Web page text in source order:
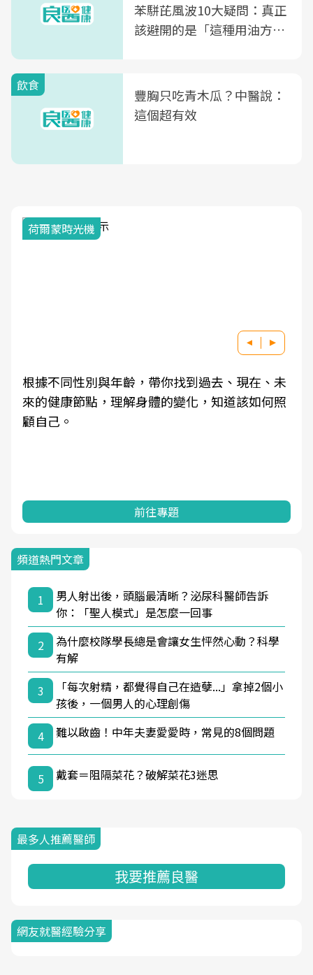
苯駢芘風波10大疑問：真正
該避開的是「這種用油方
飲食
豐胸只吃青木瓜？中醫說：
這個超有效
荷爾蒙時光機
根據不同性別與年齡，帶你找到過去、現在、未
來的健康節點，理解身體的變化，知道該如何照
顧自己。
前往專題
頻道熱門文章
1
男人射出後，頭腦最清晰？泌尿科醫師告訴
你：「聖人模式」是怎麼一回事
2
為什麼校隊學長總是會讓女生怦然心動？科學
有解
3
「每次射精，都覺得自己在造孽...」拿掉2個小
孩後，一個男人的心理創傷
4
難以啟齒！中年夫妻愛愛時，常見的8個問題
5 戴套＝阻隔菜花？破解菜花3迷思
最多人推薦醫師
我要推薦良醫
網友就醫經驗分享